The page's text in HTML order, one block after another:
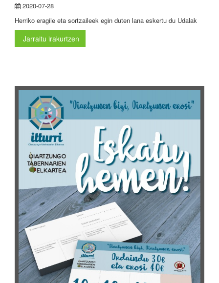
2020-07-28
Herriko eragile eta sortzaileek egin duten lana eskertu du Udalak
Jarraitu irakurtzen